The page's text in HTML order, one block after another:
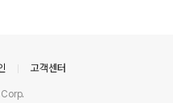
고객센터